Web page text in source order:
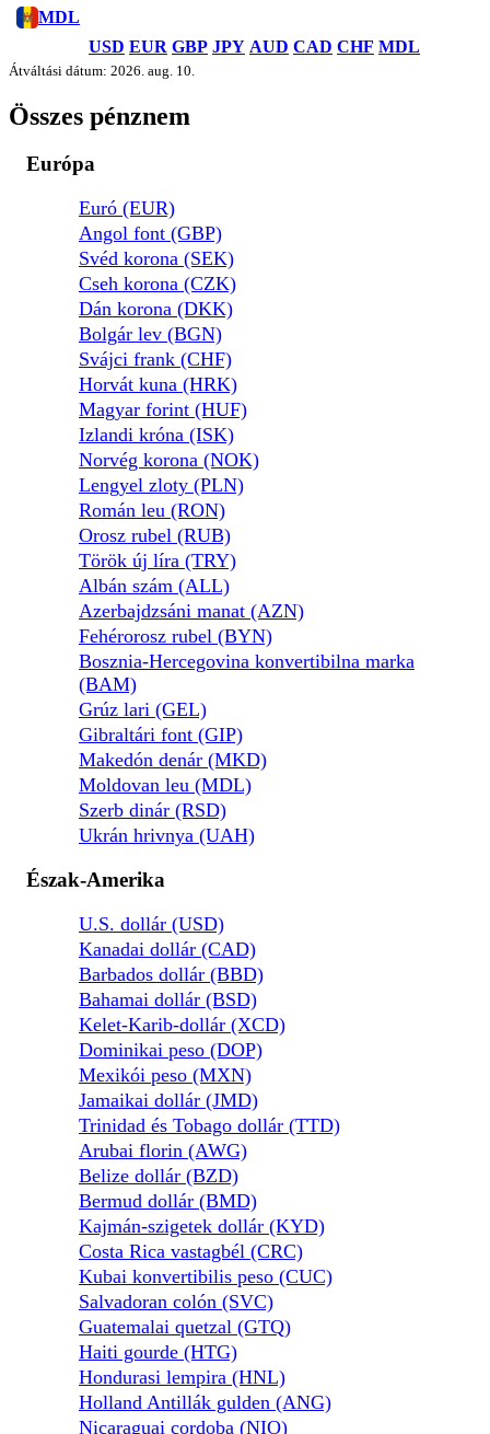
MDL
USD EUR GBP JPY AUD CAD CHF MDL
Átváltási dátum: 2026. aug. 10.
Összes pénznem
Európa
Euró (EUR)
Angol font (GBP)
Svéd korona (SEK)
Cseh korona (CZK)
Dán korona (DKK)
Bolgár lev (BGN)
Svájci frank (CHF)
Horvát kuna (HRK)
Magyar forint (HUF)
Izlandi króna (ISK)
Norvég korona (NOK)
Lengyel zloty (PLN)
Román leu (RON)
Orosz rubel (RUB)
Török új líra (TRY)
Albán szám (ALL)
Azerbajdzsáni manat (AZN)
Fehérorosz rubel (BYN)
Bosznia-Hercegovina konvertibilna marka
(BAM)
Grúz lari (GEL)
Gibraltári font (GIP)
Makedón denár (MKD)
Moldovan leu (MDL)
Szerb dinár (RSD)
Ukrán hrivnya (UAH)
Észak-Amerika
U.S. dollár (USD)
Kanadai dollár (CAD)
Barbados dollár (BBD)
Bahamai dollár (BSD)
Kelet-Karib-dollár (XCD)
Dominikai peso (DOP)
Mexikói peso (MXN)
Jamaikai dollár (JMD)
Trinidad és Tobago dollár (TTD)
Arubai florin (AWG)
Belize dollár (BZD)
Bermud dollár (BMD)
Kajmán-szigetek dollár (KYD)
Costa Rica vastagbél (CRC)
Kubai konvertibilis peso (CUC)
Salvadoran colón (SVC)
Guatemalai quetzal (GTQ)
Haiti gourde (HTG)
Hondurasi lempira (HNL)
Holland Antillák gulden (ANG)
Nicaraguai cordoba (NIO)